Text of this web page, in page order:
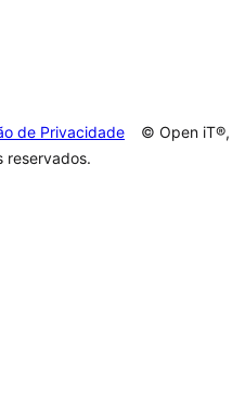
de Privacidade
© Open iT®,
reservados.